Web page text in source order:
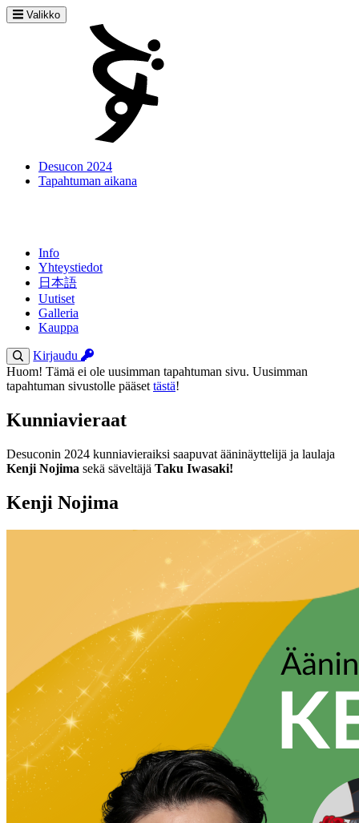
Valikko
Desucon 2024
Tapahtuman aikana
Info
Yhteystiedot
日本語
Uutiset
Galleria
Kauppa
Kirjaudu
Huom! Tämä ei ole uusimman tapahtuman sivu. Uusimman
tapahtuman sivustolle pääset tästä!
Kunniavieraat
Desuconin 2024 kunniavieraiksi saapuvat ääninäyttelijä ja laulaja
Kenji Nojima sekä säveltäjä Taku Iwasaki!
Kenji Nojima